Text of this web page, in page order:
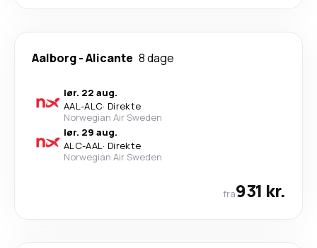
Aalborg-Alicante 8 dage
lør. 22 aug.
AAL-ALC· Direkte
Norwegian Air Sweden
lør. 29 aug.
ALC-AAL· Direkte
Norwegian Air Sweden
fra931 kr.